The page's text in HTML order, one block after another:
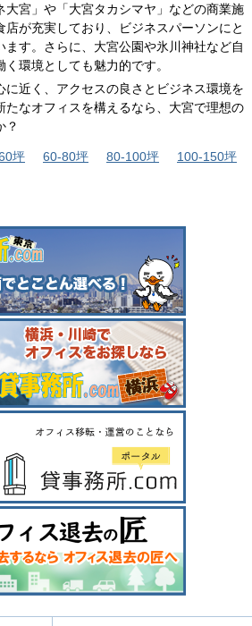
大宮」や「大宮タカシマヤ」などの商業施
が充実しており、ビジネスパーソンにと
ます。さらに、大宮公園や氷川神社など自
環境としても魅力的です。
に近く、アクセスの良さとビジネス環境を
たなオフィスを構えるなら、大宮で理想の
？
坪 60-80坪 80-100坪 100-150坪